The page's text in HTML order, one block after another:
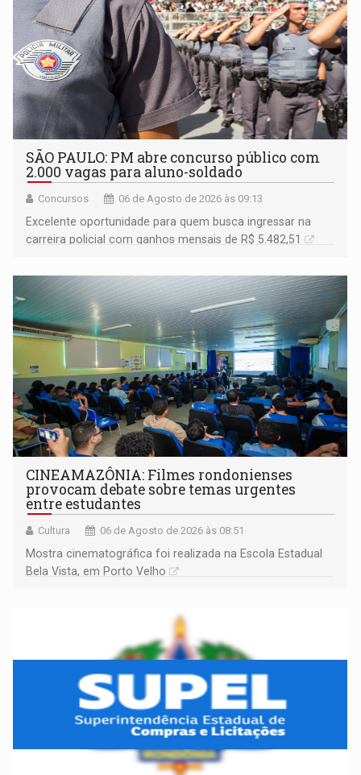
SÃO PAULO: PM abre concurso público com
2.000 vagas para aluno-soldado
Concursos 06 de Agosto de 2026 às 09:13
Excelente oportunidade para quem busca ingressar na
carreira policial com ganhos mensais de R$ 5.482,51
CINEAMAZÔNIA: Filmes rondonienses
provocam debate sobre temas urgentes
entre estudantes
Cultura 06 de Agosto de 2026 às 08:51
Mostra cinematográfica foi realizada na Escola Estadual
Bela Vista, em Porto Velho